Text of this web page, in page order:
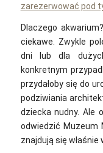
zarezerwować pod
Dlaczego
ciekawe. Zwykle
dni lub dla
konkretnym
przydałoby się do
podziwiania
dziecka nudny. Ale
odwiedzić Muzeum
znajdują się właśnie